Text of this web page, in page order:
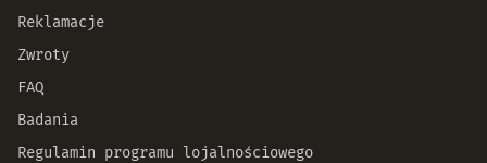
Reklamacje
Zwroty
FAQ
Badania
Regulamin programu lojalnościowego